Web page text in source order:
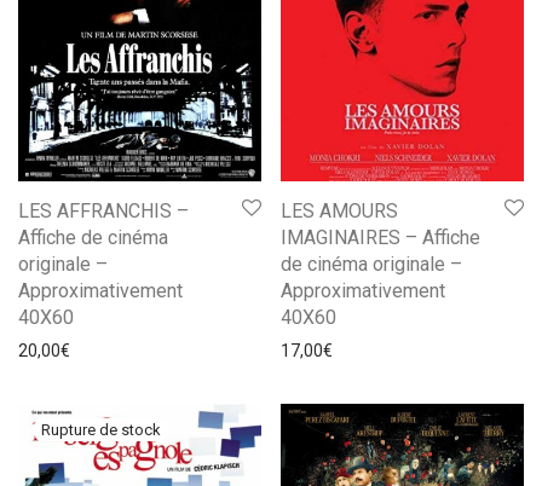
LES AFFRANCHIS –
Affiche de cinéma
originale –
Approximativement
40X60
20,00€
LES AMOURS
IMAGINAIRES – Affiche
de cinéma originale –
Approximativement
40X60
17,00€